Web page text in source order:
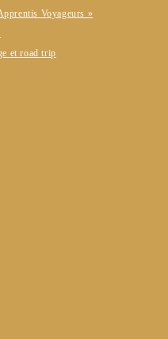
Voyageurs »
et road trip